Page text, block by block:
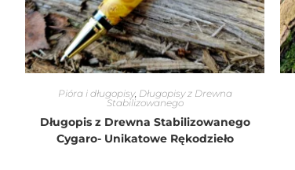
Pióra i długopisy, Długopisy z Drewna
Stabilizowanego
Długopis z Drewna Stabilizowanego
Cygaro- Unikatowe Rękodzieło